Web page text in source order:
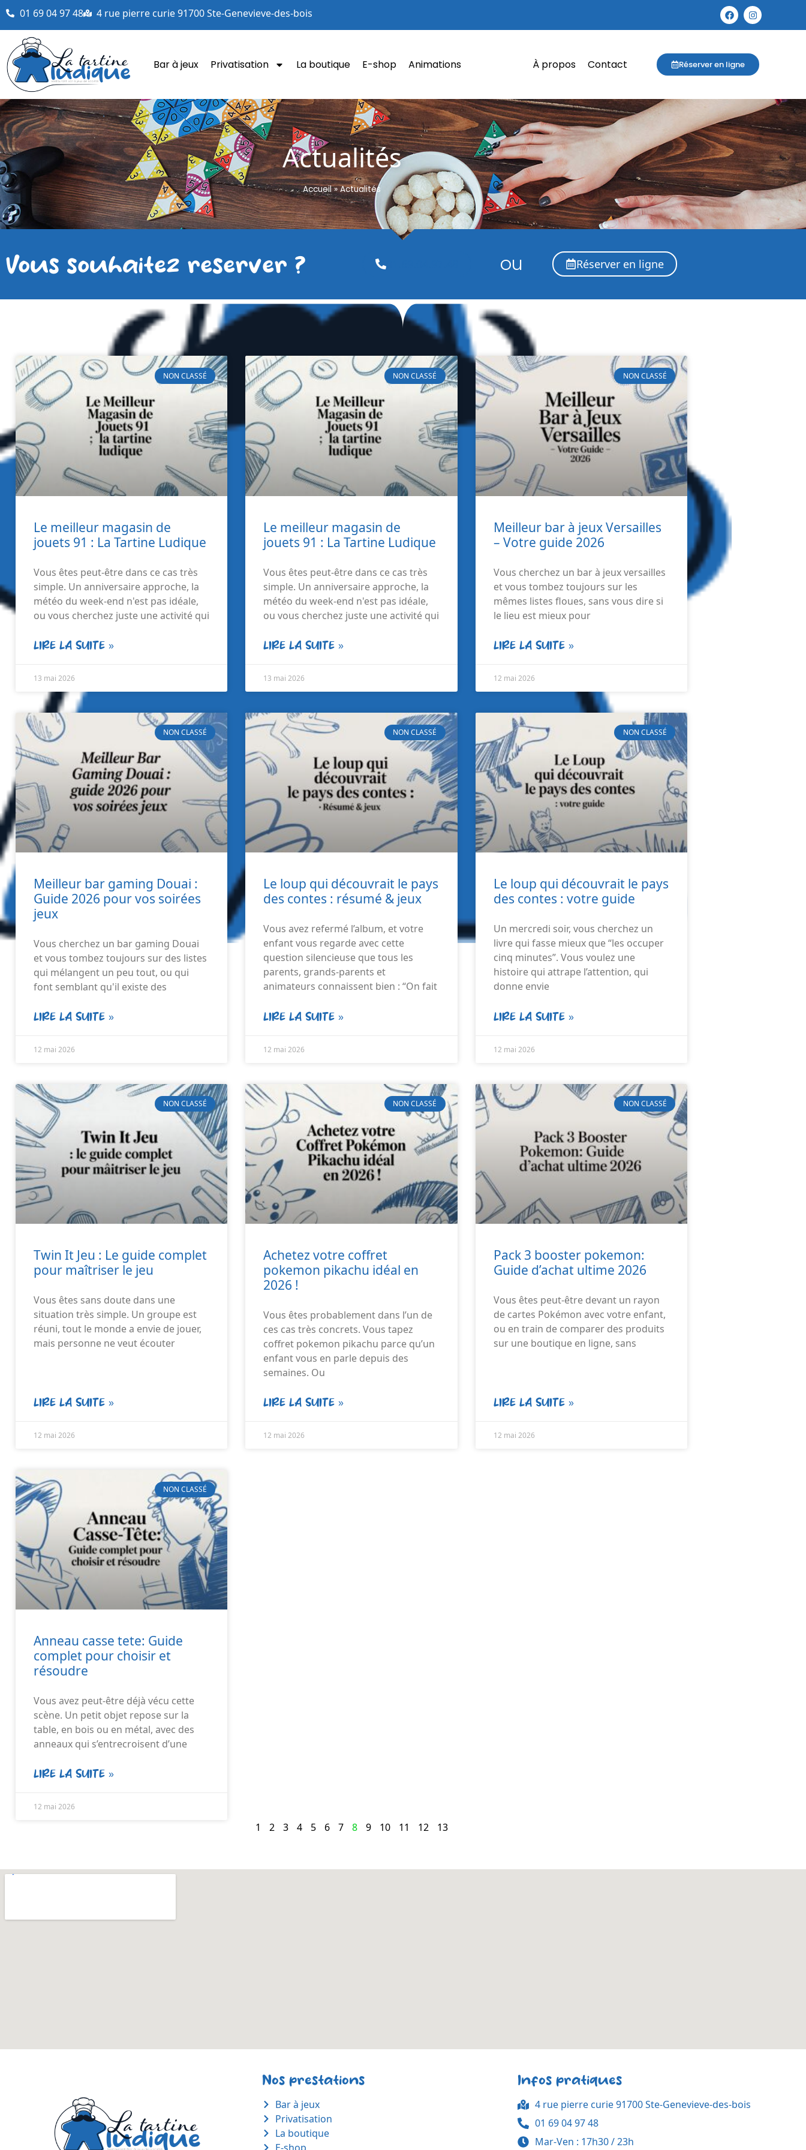
01 69 04 97 48 4 rue pierre curie 91700 Ste-Genevieve-des-bois
Bar à jeux Privatisation La boutique E-shop Animations À propos Contact Réserver en ligne
Actualités
Accueil»Actualités
Vous souhaitez reserver ? 01.69.04.97.48 ou Réserver en ligne
NON CLASSÉ
Le meilleur magasin de
jouets 91 : La Tartine Ludique
Vous êtes peut-être dans ce cas très
simple. Un anniversaire approche, la
météo du week-end n'est pas idéale,
ou vous cherchez juste une activité qui
LIRE LA SUITE »
13 mai 2026
NON CLASSÉ
Le meilleur magasin de
jouets 91 : La Tartine Ludique
Vous êtes peut-être dans ce cas très
simple. Un anniversaire approche, la
météo du week-end n'est pas idéale,
ou vous cherchez juste une activité qui
LIRE LA SUITE »
13 mai 2026
NON CLASSÉ
Meilleur bar à jeux Versailles
– Votre guide 2026
Vous cherchez un bar à jeux versailles
et vous tombez toujours sur les
mêmes listes floues, sans vous dire si
le lieu est mieux pour
LIRE LA SUITE »
12 mai 2026
NON CLASSÉ
Meilleur bar gaming Douai :
Guide 2026 pour vos soirées
jeux
Vous cherchez un bar gaming Douai
et vous tombez toujours sur des listes
qui mélangent un peu tout, ou qui
font semblant qu'il existe des
LIRE LA SUITE »
12 mai 2026
NON CLASSÉ
Le loup qui découvrait le pays
des contes : résumé & jeux
Vous avez refermé l’album, et votre
enfant vous regarde avec cette
question silencieuse que tous les
parents, grands-parents et
animateurs connaissent bien : “On fait
LIRE LA SUITE »
12 mai 2026
NON CLASSÉ
Le loup qui découvrait le pays
des contes : votre guide
Un mercredi soir, vous cherchez un
livre qui fasse mieux que “les occuper
cinq minutes”. Vous voulez une
histoire qui attrape l’attention, qui
donne envie
LIRE LA SUITE »
12 mai 2026
NON CLASSÉ
Twin It Jeu : Le guide complet
pour maîtriser le jeu
Vous êtes sans doute dans une
situation très simple. Un groupe est
réuni, tout le monde a envie de jouer,
mais personne ne veut écouter
LIRE LA SUITE »
12 mai 2026
NON CLASSÉ
Achetez votre coffret
pokemon pikachu idéal en
2026 !
Vous êtes probablement dans l’un de
ces cas très concrets. Vous tapez
coffret pokemon pikachu parce qu’un
enfant vous en parle depuis des
semaines. Ou
LIRE LA SUITE »
12 mai 2026
NON CLASSÉ
Pack 3 booster pokemon:
Guide d’achat ultime 2026
Vous êtes peut-être devant un rayon
de cartes Pokémon avec votre enfant,
ou en train de comparer des produits
sur une boutique en ligne, sans
LIRE LA SUITE »
12 mai 2026
NON CLASSÉ
Anneau casse tete: Guide
complet pour choisir et
résoudre
Vous avez peut-être déjà vécu cette
scène. Un petit objet repose sur la
table, en bois ou en métal, avec des
anneaux qui s’entrecroisent d’une
LIRE LA SUITE »
12 mai 2026
1 2 3 4 5 6 7 8 9 10 11 12 13
Nos prestations
Bar à jeux
Privatisation
La boutique
Infos pratiques
4 rue pierre curie 91700 Ste-Genevieve-des-bois
01 69 04 97 48
Mar-Ven : 17h30 / 23h